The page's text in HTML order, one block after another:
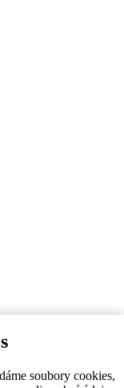
soubory cookies,